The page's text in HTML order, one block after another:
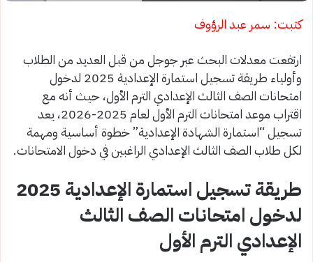
كتبت: سمر عبد الرؤوف
ارتفعت معدلات البحث عبر جوجل من قبل العديد من الطلاب
وأولياء طريقة تسجيل استمارة الإعدادية 2025 لدخول
امتحانات الصف الثالث الإعدادي الترم الأول، حيث أنه مع
اقتراب موعد امتحانات الترم الأول لعام 2025-2026، يعد
تسجيل “استمارة الشهادة الإعدادية” خطوة أساسية ومهمة
لكل طلاب الصف الثالث الإعدادي الراغبين في دخول الامتحانات.
طريقة تسجيل استمارة الإعدادية 2025
لدخول امتحانات الصف الثالث
الإعدادي الترم الأول